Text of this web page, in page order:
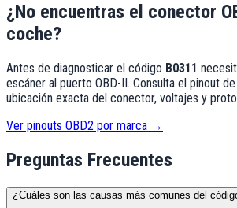
¿No encuentras el conector
coche?
Antes de diagnosticar el código B0311
escáner al puerto OBD-II. Consulta el pinout
ubicación exacta del conector, voltajes y
Ver pinouts OBD2 por marca →
Preguntas Frecuentes
¿Cuáles son las causas más comunes del